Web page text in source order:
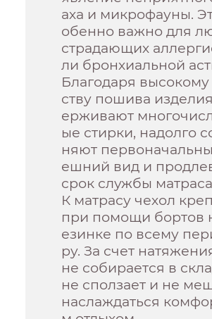
аха и микрофауны.
обенно важно для
страдающих
ли бронхиальной
Благодаря высокому
ству пошива
ерживают
ые стирки, надолго
няют
ешний вид и
срок службы
К матрасу чехол
при помощи бортов
езинке по всему
ру. За счет
не собирается в
не сползает и не
наслаждаться